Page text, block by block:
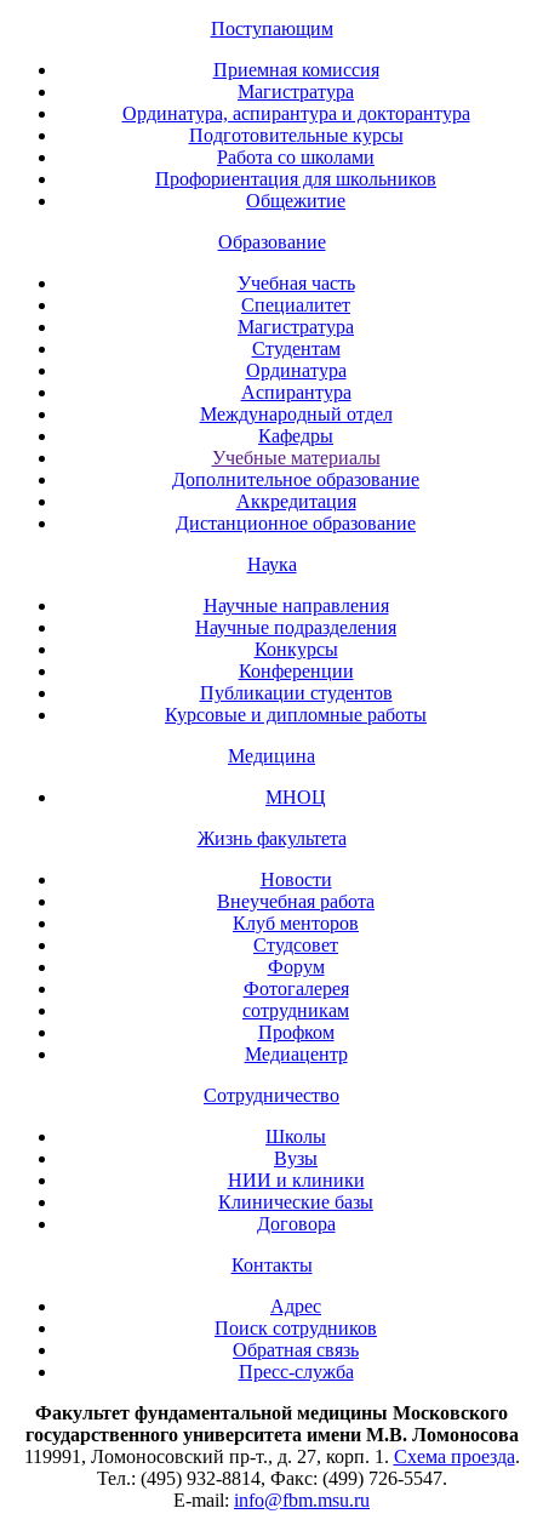
Поступающим
Приемная комиссия
Магистратура
Ординатура, аспирантура и докторантура
Подготовительные курсы
Работа со школами
Профориентация для школьников
Общежитие
Образование
Учебная часть
Специалитет
Магистратура
Студентам
Ординатура
Аспирантура
Международный отдел
Кафедры
Учебные материалы
Дополнительное образование
Аккредитация
Дистанционное образование
Наука
Научные направления
Научные подразделения
Конкурсы
Конференции
Публикации студентов
Курсовые и дипломные работы
Медицина
МНОЦ
Жизнь факультета
Новости
Внеучебная работа
Клуб менторов
Студсовет
Форум
Фотогалерея
сотрудникам
Профком
Медиацентр
Сотрудничество
Школы
Вузы
НИИ и клиники
Клинические базы
Договора
Контакты
Адрес
Поиск сотрудников
Обратная связь
Пресс-служба
Факультет фундаментальной медицины Московского
государственного университета имени М.В. Ломоносова
119991, Ломоносовский пр-т., д. 27, корп. 1. Схема проезда.
Тел.: (495) 932-8814, Факс: (499) 726-5547.
E-mail: info@fbm.msu.ru